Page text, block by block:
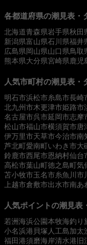
各都道府県の潮見表・
北海道青森県岩手県秋田
新潟県富山県石川県福井
広島県岡山県山口県鳥取
熊本県大分県宮崎県 鹿児
人気市町村の潮見表・
明石市浜松市糸島市長崎
北九州市木更津市姫路市
名古屋市呉市延岡市志摩
松山市福山市横須賀市唐
伊万里市天草市今治市南
芦北町愛南町いわき市大
鈴鹿市西尾市恩納村仙台
高松市葉山町徳之島町気
苫小牧市玉名市糸魚川市
上越市倉敷市出水市南あ
人気ポイントの潮見表
若洲海浜公園本牧海釣り
小名浜港 貝塚人工島加太
福田港須磨海岸清水港